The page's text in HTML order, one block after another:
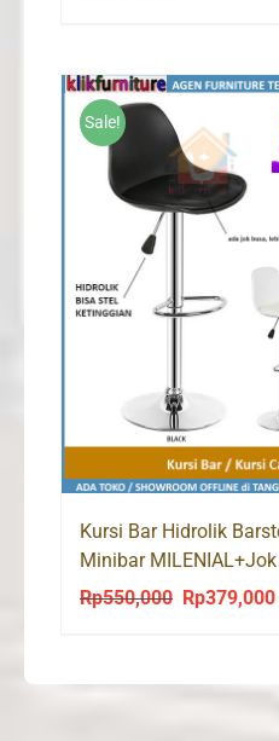
Sale!
Kursi Bar Hidrolik
Minibar
Rp550,000
Original
Rp379,000